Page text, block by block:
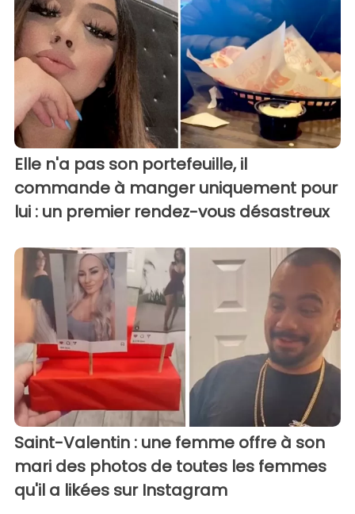
Elle n'a pas son portefeuille, il
commande à manger uniquement pour
lui : un premier rendez-vous désastreux
Saint-Valentin : une femme offre à son
mari des photos de toutes les femmes
qu'il a likées sur Instagram